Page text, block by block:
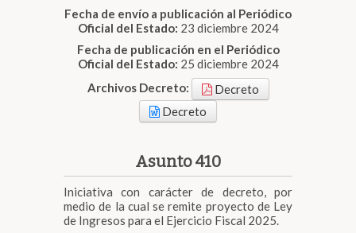
Fecha de envío a publicación al Periódico
Oficial del Estado: 23 diciembre 2024
Fecha de publicación en el Periódico
Oficial del Estado: 25 diciembre 2024
Archivos Decreto:
Decreto
Decreto
Asunto 410
Iniciativa con carácter de decreto, por
medio de la cual se remite proyecto de Ley
de Ingresos para el Ejercicio Fiscal 2025.